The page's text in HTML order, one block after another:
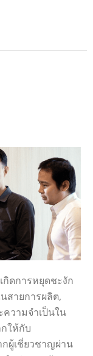
กิดการหยุดชะงัก
สายการผลิต,
วามจำเป็นใน
ให้กับ
ผู้เชี่ยวชาญผ่าน